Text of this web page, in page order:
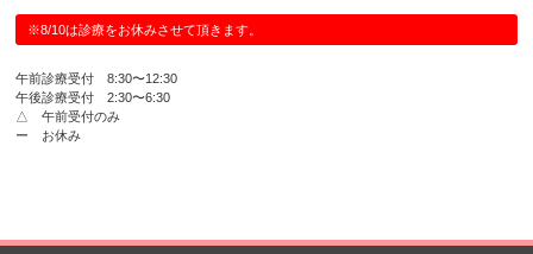
※8/10は診療をお休みさせて頂きます。
午前診療受付 8:30〜12:30
午後診療受付 2:30〜6:30
△ 午前受付のみ
ー お休み